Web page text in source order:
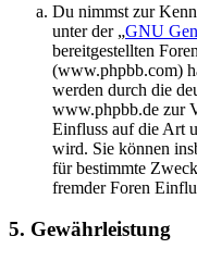
Du nimmst zur
unter der „GNU
bereitgestellten
(www.phpbb.com)
werden durch die
www.phpbb.de zur
Einfluss auf die Art
wird. Sie können
für bestimmte
fremder Foren
5. Gewährleistung